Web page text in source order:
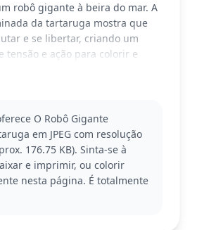
robô gigante à beira do mar. A
da tartaruga mostra que
e se libertar, criando um
tensão e ação para colorir e
momento captura a essência de
Se você gosta dessa
querer colorir outras páginas
enfrentando vilões ou em
O Robô Gigante
em JPEG com resolução
176.75 KB). Sinta-se à
e imprimir, ou colorir
nesta página. É totalmente